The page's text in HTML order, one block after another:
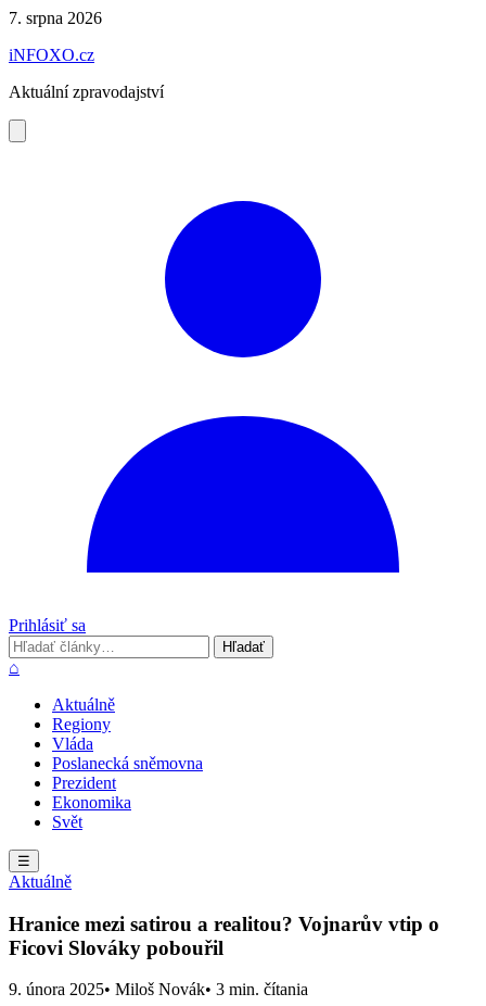
Preskočiť
obsah
7. srpna 2026
iNFOXO.cz
Aktuální zpravodajství
Prihlásiť sa
Hľadať
Hľadať
⌂
Aktuálně
Regiony
Vláda
Poslanecká sněmovna
Prezident
Ekonomika
Svět
☰
Aktuálně
Hranice mezi satirou a realitou? Vojnarův vtip o
Ficovi Slováky pobouřil
9. února 2025• Miloš Novák• 3 min. čítania